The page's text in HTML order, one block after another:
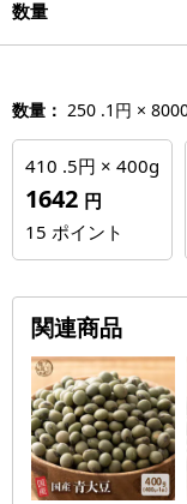
数量
数量： 250 .1円 ×
410 .5円 × 400g
1642 円
15 ポイント
関連商品